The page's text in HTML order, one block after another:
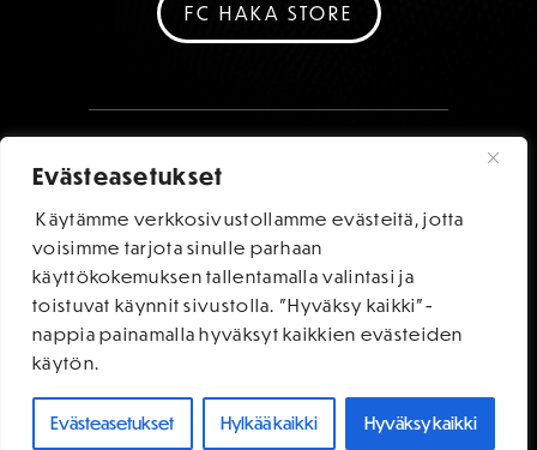
Evästeasetukset
Käytämme verkkosivustollamme evästeitä, jotta
voisimme tarjota sinulle parhaan
käyttökokemuksen tallentamalla valintasi ja
toistuvat käynnit sivustolla. "Hyväksy kaikki"-
nappia painamalla hyväksyt kaikkien evästeiden
käytön.
Evästeasetukset Hylkää kaikki Hyväksy kaikki
FC HAKA STORE